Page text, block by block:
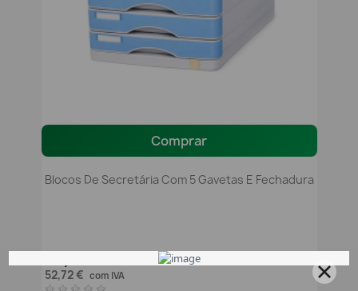
Comprar
Blocos De Secretária Com 5 Gavetas E Fechadura
52,72 € com IVA